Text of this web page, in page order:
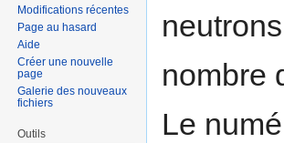
nombre
Le
Modifications récentes
Page au hasard
Aide
Créer une nouvelle
page
Galerie des nouveaux
fichiers
Outils